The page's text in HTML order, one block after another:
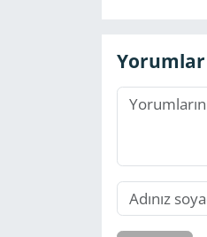
Yorumlar